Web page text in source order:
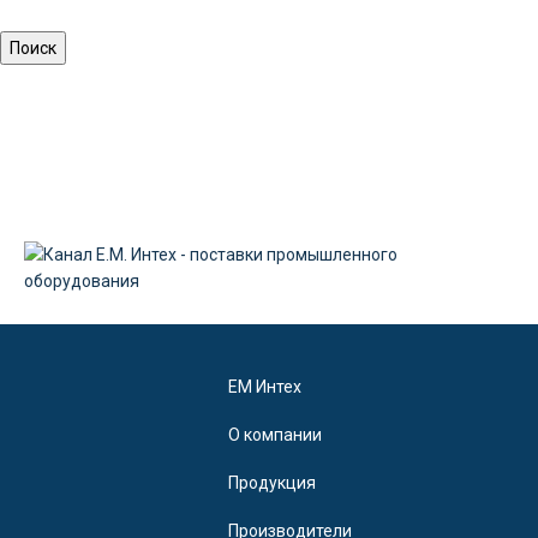
EM Интех
О компании
Продукция
Производители